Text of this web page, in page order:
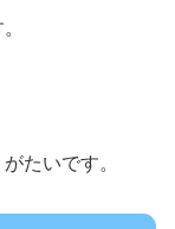
たいです。